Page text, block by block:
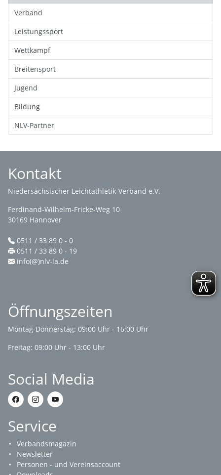
Verband
Leistungssport
Wettkampf
Breitensport
Jugend
Bildung
NLV-Partner
Kontakt
Niedersächsischer Leichtathletik-Verband e.V.
Ferdinand-Wilhelm-Fricke-Weg 10
30169 Hannover
0511 / 33 89 0 - 0
0511 / 33 89 0 - 19
info(@)nlv-la.de
Öffnungszeiten
Montag-Donnerstag: 09:00 Uhr - 16:00 Uhr
Freitag: 09:00 Uhr - 13:00 Uhr
Social Media
Service
Verbandsmagazin
Newsletter
Personen - und Vereinsaccount